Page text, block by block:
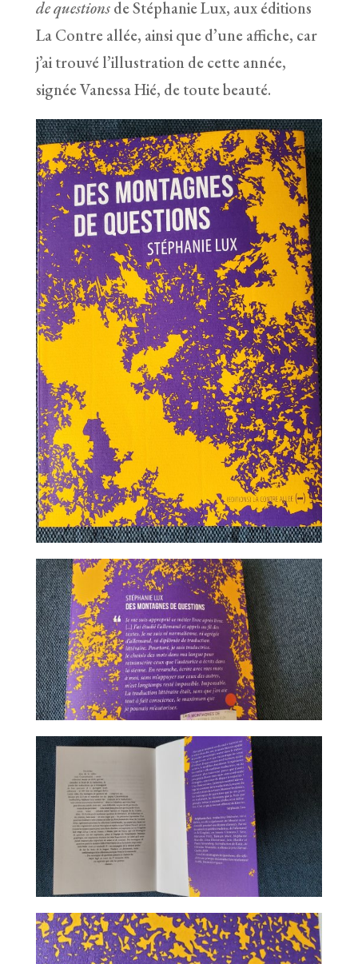
de questionsde Stéphanie Lux, aux éditions
La Contre allée, ainsi que d’une affiche, car
j’ai trouvé l’illustration de cette année,
signée Vanessa Hié, de toute beauté.